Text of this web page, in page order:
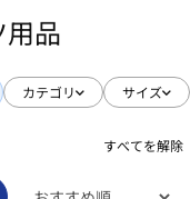
品
カテゴリ サイズ
すべてを解除